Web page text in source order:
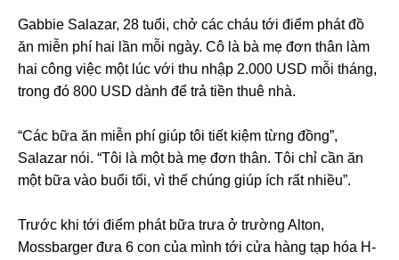
Gabbie Salazar, 28 tuổi, chở các cháu tới điểm phát đồ
ăn miễn phí hai lần mỗi ngày. Cô là bà mẹ đơn thân làm
hai công việc một lúc với thu nhập 2.000 USD mỗi tháng,
trong đó 800 USD dành để trả tiền thuê nhà.
“Các bữa ăn miễn phí giúp tôi tiết kiệm từng đồng”,
Salazar nói. “Tôi là một bà mẹ đơn thân. Tôi chỉ cần ăn
một bữa vào buổi tối, vì thế chúng giúp ích rất nhiều”.
Trước khi tới điểm phát bữa trưa ở trường Alton,
Mossbarger đưa 6 con của mình tới cửa hàng tạp hóa H-